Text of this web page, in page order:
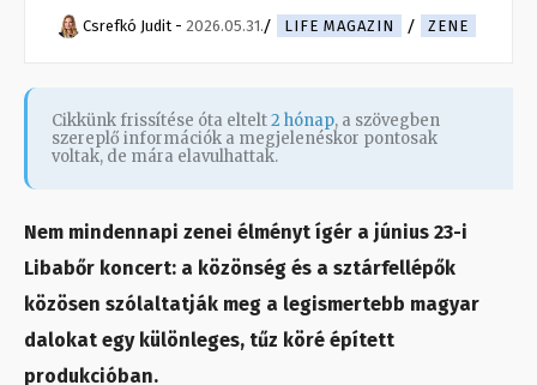
Csrefkó Judit - 2026.05.31. LIFE MAGAZIN ZENE
Cikkünk frissítése óta eltelt2 hónap, a szövegben
szereplő információk a megjelenéskor pontosak
voltak, de mára elavulhattak.
Nem mindennapi zenei élményt ígér a június 23-i
Libabőr koncert: a közönség és a sztárfellépők
közösen szólaltatják meg a legismertebb magyar
dalokat egy különleges, tűz köré épített
produkcióban.